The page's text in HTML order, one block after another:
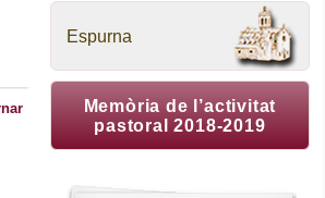
Espurna
Memòria de l’activitat
pastoral 2018-2019